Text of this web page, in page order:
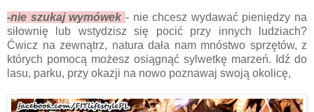
-nie szukaj wymówek - nie chcesz wydawać pieniędzy na
siłownię lub wstydzisz się pocić przy innych ludziach?
Ćwicz na zewnątrz, natura dała nam mnóstwo sprzętów, z
których pomocą możesz osiągnąć sylwetkę marzeń. Idź do
lasu, parku, przy okazji na nowo poznawaj swoją okolicę,